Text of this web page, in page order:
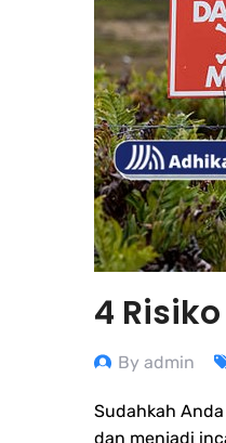
4
By admin
Sudahkah
dan menjadi